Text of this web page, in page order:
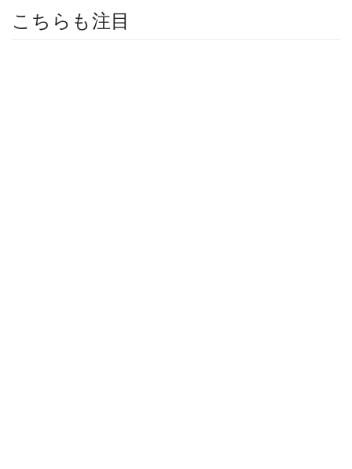
こちらも注目